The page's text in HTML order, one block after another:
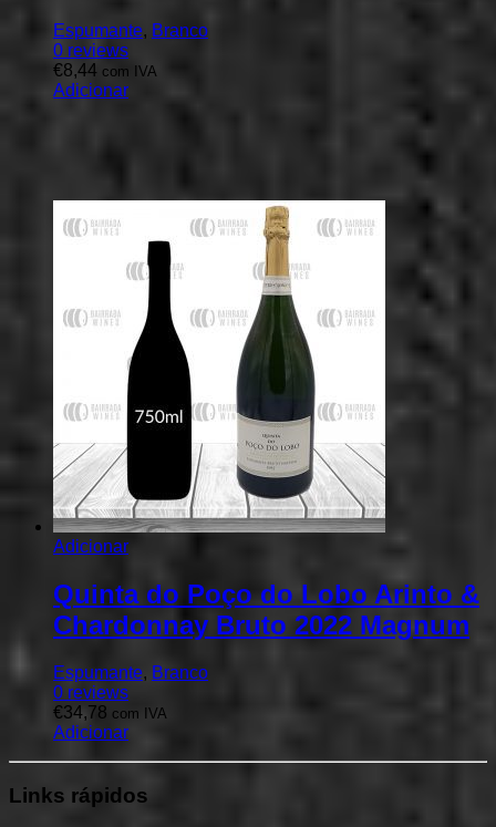
Espumante, Branco
0 reviews
€8,44 com IVA
Adicionar
Adicionar
Quinta do Poço do Lobo Arinto &
Chardonnay Bruto 2022 Magnum
Espumante, Branco
0 reviews
€34,78 com IVA
Adicionar
Links rápidos